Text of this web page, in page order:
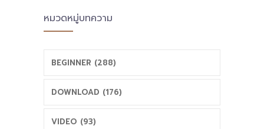
หมวดหมู่บทความ
BEGINNER (288)
DOWNLOAD (176)
VIDEO (93)